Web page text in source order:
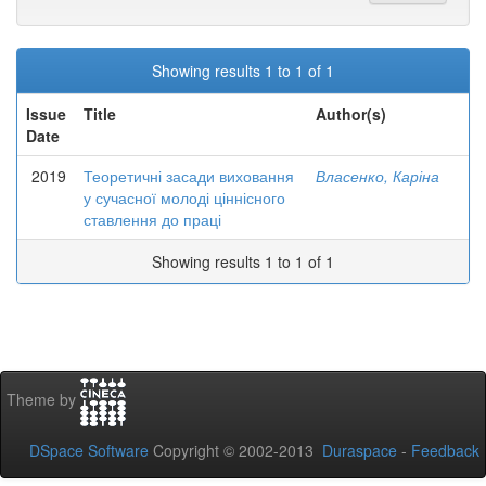
Showing results 1 to 1 of 1
Issue
Date
Title Author(s)
2019
Теоретичні засади виховання
у сучасної молоді ціннісного
ставлення до праці
Власенко, Каріна
Showing results 1 to 1 of 1
Theme by
DSpace Software Copyright © 2002-2013 Duraspace - Feedback